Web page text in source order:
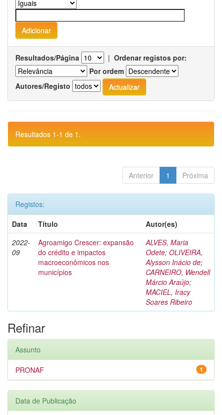
Resultados/Página | Ordenar registos por:
Por ordem
Autores/Registo
Resultados 1-1 de 1.
Anterior 1 Próxima
Registos:
Data
Título
Autor(es)
2022-
09
Agroamigo Crescer: expansão
do crédito e impactos
macroeconômicos nos
municípios
ALVES, Maria
Odete; OLIVEIRA,
Alysson Inácio de;
CARNEIRO, Wendell
Márcio Araújo;
MACIEL, Iracy
Soares Ribeiro
Refinar
Assunto
1
PRONAF
Data de Publicação